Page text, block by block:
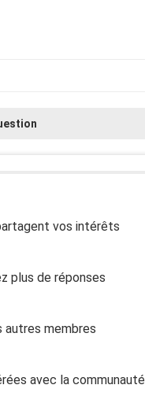
vos intérêts
plus de réponses
membres
avec la communauté